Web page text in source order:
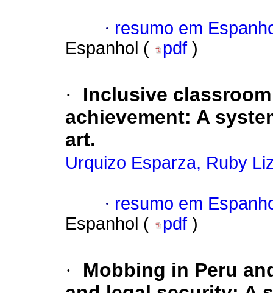
· resumo em
Espanhol (
pdf )
·
Inclusive
achievement: A
art.
Urquizo Esparza, Ruby
· resumo em
Espanhol (
pdf )
·
Mobbing in Peru